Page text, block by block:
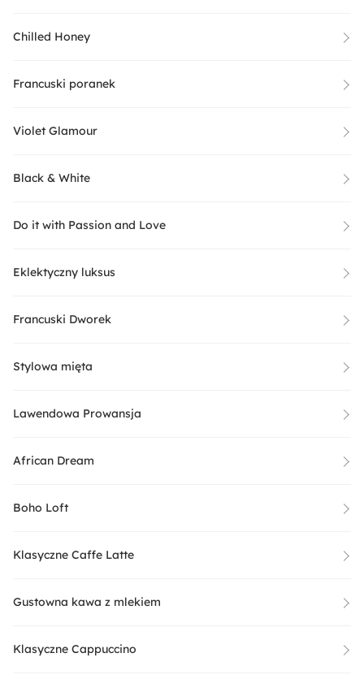
Chilled Honey
Francuski poranek
Violet Glamour
Black & White
Do it with Passion and Love
Eklektyczny luksus
Francuski Dworek
Stylowa mięta
Lawendowa Prowansja
African Dream
Boho Loft
Klasyczne Caffe Latte
Gustowna kawa z mlekiem
Klasyczne Cappuccino